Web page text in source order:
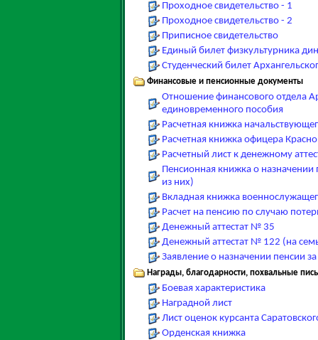
Проходное свидетельство - 1
Проходное свидетельство - 2
Приписное свидетельство
Единый билет физкультурника
Студенческий билет
Финансовые и пенсионные документы
Отношение финансового отдела
единовременного пособия
Расчетная книжка
Расчетная книжка офицера
Расчетный лист к денежному
Пенсионная книжка о назначении
из них)
Вкладная книжка
Расчет на пенсию по случаю
Денежный аттестат № 35
Денежный аттестат № 122 (на
Заявление о назначении пенсии
Награды, благодарности, похвальные
Боевая характеристика
Наградной лист
Лист оценок курсанта
Орденская книжка